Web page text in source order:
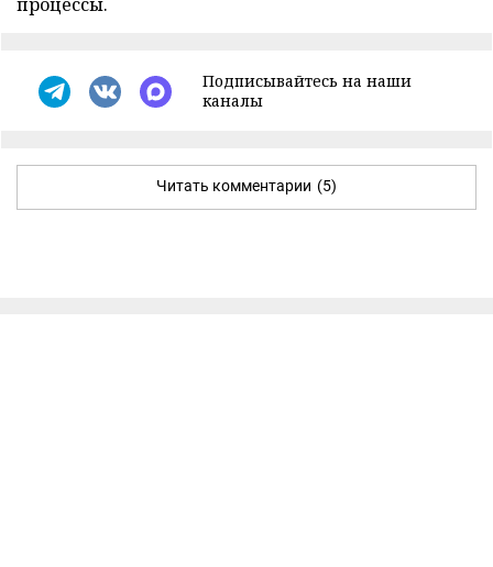
Подписывайтесь на наши
каналы
Читать комментарии (5)